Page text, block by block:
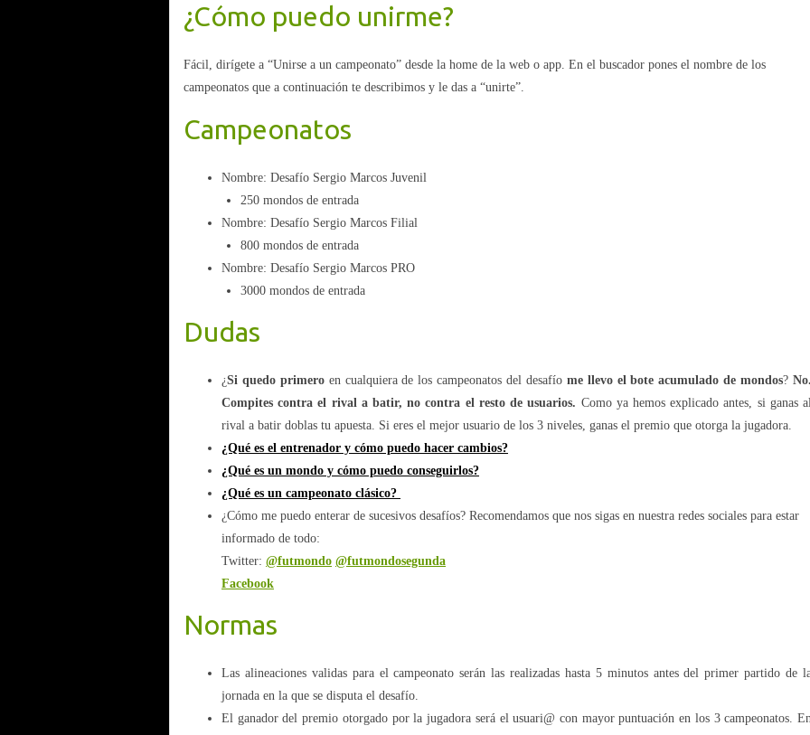
¿Cómo puedo unirme?
Fácil, dirígete a “Unirse a un campeonato” desde la home de la web o app. En el buscador pones el nombre de los
campeonatos que a continuación te describimos y le das a “unirte”.
Campeonatos
Nombre: Desafío Sergio Marcos Juvenil
250 mondos de entrada
Nombre: Desafío Sergio Marcos Filial
800 mondos de entrada
Nombre: Desafío Sergio Marcos PRO
3000 mondos de entrada
Dudas
¿Si quedo primeroen cualquiera de los campeonatos del desafío me llevo el bote acumulado de mondos?
Compites contra el rival a batir, no contra el resto de usuarios. Como ya hemos explicado antes, si ganas
rival a batir doblas tu apuesta. Si eres el mejor usuario de los 3 niveles, ganas el premio que otorga la jugadora.
¿Qué es el entrenador y cómo puedo hacer cambios?
¿Qué es un mondo y cómo puedo conseguirlos?
¿Qué es un campeonato clásico?
¿Cómo me puedo enterar de sucesivos desafíos? Recomendamos que nos sigas en nuestra redes sociales para estar
informado de todo:
Twitter: @futmondo @futmondosegunda
Facebook
Normas
Las alineaciones validas para el campeonato serán las realizadas hasta 5 minutos antes del primer partido de
jornada en la que se disputa el desafío.
El ganador del premio otorgado por la jugadora será el usuari@ con mayor puntuación en los 3 campeonatos.